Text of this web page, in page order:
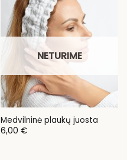
NETURIME
Medvilninė plaukų juosta
6,00 €